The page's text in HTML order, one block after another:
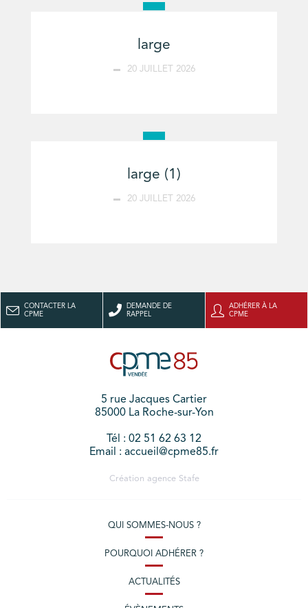
large
20 JUILLET 2026
large (1)
20 JUILLET 2026
CONTACTER LA
CPME
DEMANDE DE
RAPPEL
ADHÉRER À LA
CPME
5 rue Jacques Cartier
85000 La Roche-sur-Yon
Tél : 02 51 62 63 12
Email : accueil@cpme85.fr
Création agence Stafe
QUI SOMMES-NOUS ?
POURQUOI ADHÉRER ?
ACTUALITÉS